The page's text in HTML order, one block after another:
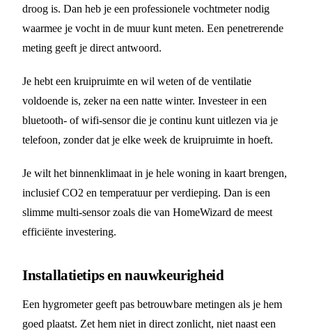
droog is. Dan heb je een professionele vochtmeter nodig
waarmee je vocht in de muur kunt meten. Een penetrerende
meting geeft je direct antwoord.
Je hebt een kruipruimte en wil weten of de ventilatie
voldoende is, zeker na een natte winter. Investeer in een
bluetooth- of wifi-sensor die je continu kunt uitlezen via je
telefoon, zonder dat je elke week de kruipruimte in hoeft.
Je wilt het binnenklimaat in je hele woning in kaart brengen,
inclusief CO2 en temperatuur per verdieping. Dan is een
slimme multi-sensor zoals die van HomeWizard de meest
efficiënte investering.
Installatietips en nauwkeurigheid
Een hygrometer geeft pas betrouwbare metingen als je hem
goed plaatst. Zet hem niet in direct zonlicht, niet naast een